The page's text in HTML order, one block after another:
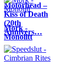
Motörhead –
Kiss of Death
(20th
Annivers…
Mork -
Monolitt